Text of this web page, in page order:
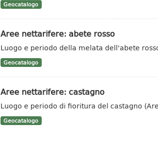
Geocatalogo
Aree nettarifere: abete rosso
Luogo e periodo della melata dell'abete
Geocatalogo
Aree nettarifere: castagno
Luogo e periodo di fioritura del castagno
Geocatalogo